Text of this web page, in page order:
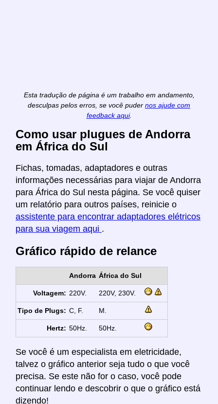
Esta tradução de página é um trabalho em andamento,
desculpas pelos erros, se você puder nos ajude com
feedback aqui.
Como usar plugues de Andorra
em África do Sul
Fichas, tomadas, adaptadores e outras
informações necessárias para viajar de Andorra
para África do Sul nesta página. Se você quiser
um relatório para outros países, reinicie o
assistente para encontrar adaptadores elétricos
para sua viagem aqui .
Gráfico rápido de relance
Andorra África do Sul
Voltagem: 220V. 220V, 230V.
Tipo de Plugs: C, F. M.
Hertz: 50Hz. 50Hz.
Se você é um especialista em eletricidade,
talvez o gráfico anterior seja tudo o que você
precisa. Se este não for o caso, você pode
continuar lendo e descobrir o que o gráfico está
dizendo!